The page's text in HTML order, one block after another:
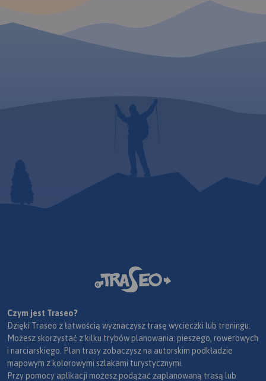
Czym jest Traseo?
Dzięki Traseo z łatwością wyznaczysz trasę wycieczki lub treningu.
Możesz skorzystać z kilku trybów planowania: pieszego, rowerowych
i narciarskiego. Plan trasy zobaczysz na autorskim podkładzie
mapowym z kolorowymi szlakami turystycznymi.
Przy pomocy aplikacji możesz podążać zaplanowaną trasą lub